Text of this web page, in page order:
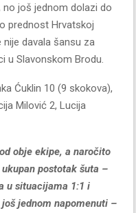
no još jednom dolazi do
prednost Hrvatskoj
davala šansu za
u Slavonskom Brodu.
Ćuklin 10 (9 skokova),
Milović 2, Lucija
obje ekipe, a naročito
postotak šuta –
u situacijama 1:1 i
jednom napomenuti –